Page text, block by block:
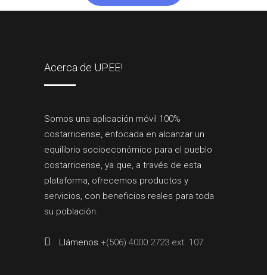
Acerca de UPEE!
Somos una aplicación móvil 100%
costarricense, enfocada en alcanzar un
equilibrio socioeconómico para el pueblo
costarricense, ya que, a través de esta
plataforma, ofrecemos productos y
servicios, con beneficios reales para toda
su población.
Llámenos +(506) 4000 2723 ext. 107